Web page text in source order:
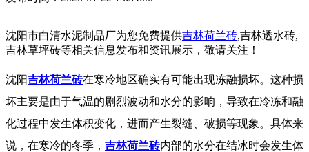
沈阳市白清水泥制品厂为您免费提供吉林荷兰砖,吉林透水砖,
吉林草坪砖等相关信息发布和资讯展示，敬请关注！
沈阳吉林荷兰砖在寒冷地区确实有可能出现冻融损坏。这种损
坏主要是由于气温的剧烈波动和水分的影响，导致在冷冻和融
化过程中发生体积变化，进而产生裂缝、破损等现象。具体来
说，在寒冷的冬季， 吉林荷兰砖内部的水分在结冰时会发生体